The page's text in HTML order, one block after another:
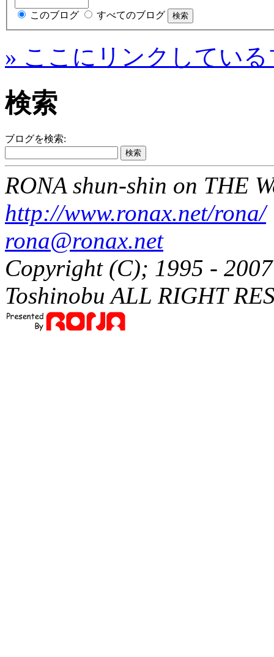
このブログ すべてのブログ
» ここにリンクしてい
検索
ブログを検索:
RONA shun-shin on THE
http://www.ronax.net/rona/
rona@ronax.net
Copyright (C); 1995 -
Toshinobu ALL RIGHT